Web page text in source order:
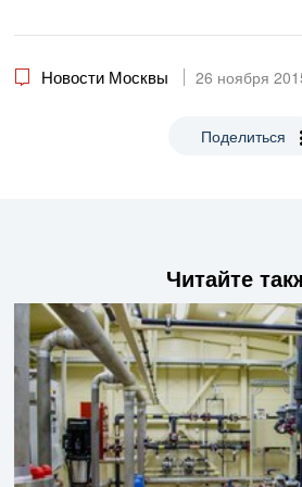
Новости Москвы 26 ноября
Поделиться
Читайте